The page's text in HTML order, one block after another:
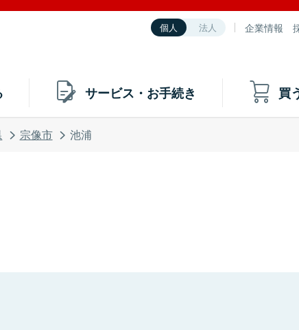
個人 法人 企業情報
サービス・お手続き 買
宗像市 池浦